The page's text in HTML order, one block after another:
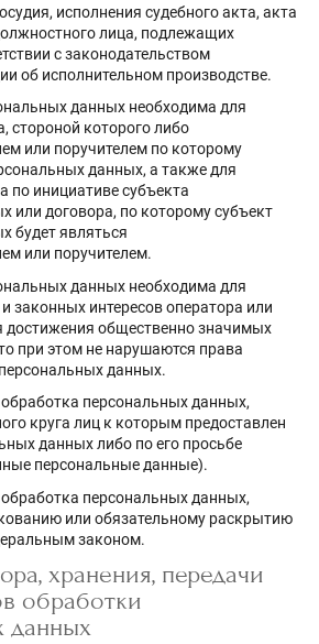
исполнения судебного акта, акта
лица, подлежащих
с законодательством
об исполнительном производстве.
данных необходима для
стороной которого либо
или поручителем по которому
данных, а также для
по инициативе субъекта
или договора, по которому субъект
будет являться
или поручителем.
данных необходима для
законных интересов оператора или
достижения общественно значимых
при этом не нарушаются права
данных.
персональных данных,
круга лиц к которым предоставлен
данных либо по его просьбе
персональные данные).
персональных данных,
или обязательному раскрытию
законом.
хранения, передачи
обработки
данных